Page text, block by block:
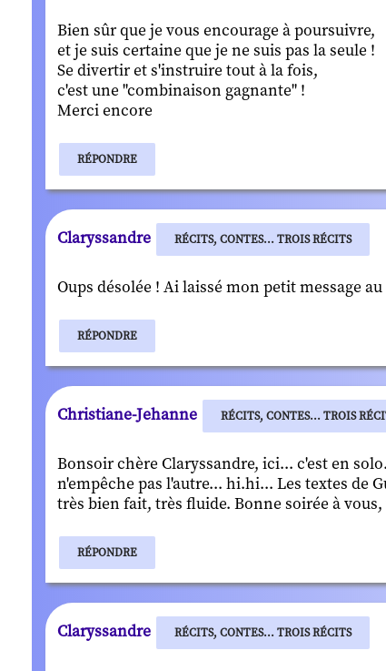
Bien sûr que je vous encourage à poursuivre,
et je suis certaine que je ne suis pas la seule !
Se divertir et s'instruire tout à la fois,
c'est une "combinaison gagnante" !
Merci encore
RÉPONDRE
Claryssandre RÉCITS, CONTES... TROIS RÉCITS
Oups désolée ! Ai laissé mon petit message
RÉPONDRE
Christiane-Jehanne RÉCITS, CONTES... TROIS
Bonsoir chère Claryssandre, ici... c'est en
n'empêche pas l'autre... hi.hi... Les textes de
très bien fait, très fluide. Bonne soirée à
RÉPONDRE
Claryssandre RÉCITS, CONTES... TROIS RÉCITS